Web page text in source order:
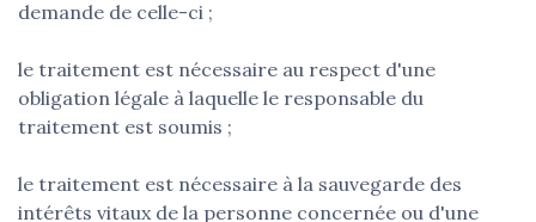
demande de celle-ci ;
le traitement est nécessaire au respect d'une
obligation légale à laquelle le responsable du
traitement est soumis ;
le traitement est nécessaire à la sauvegarde des
intérêts vitaux de la personne concernée ou d'une